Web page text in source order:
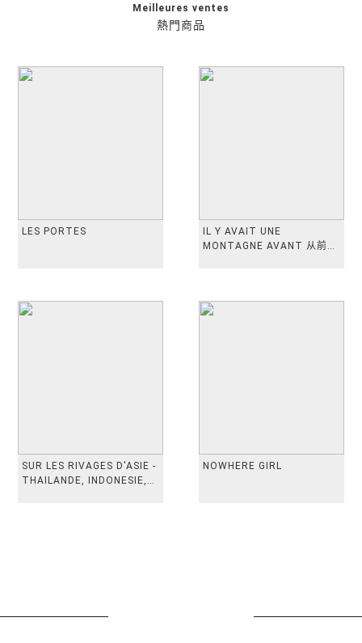
熱門商品
Meilleures ventes
LES PORTES
IL Y AVAIT UNE
MONTAGNE AVANT 从前有
SUR LES RIVAGES D'ASIE -
THAILANDE, INDONESIE,
NOWHERE GIRL